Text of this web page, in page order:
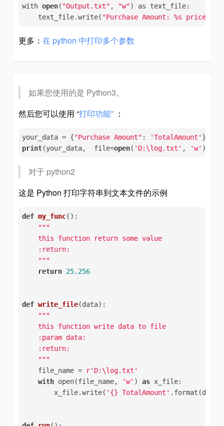
with open( "Output.txt" , "w") as text_file:
    text_file.write(
"Purchase Amount: %s price %f"
更多： 在 python 中打印多个参数
如果您使用的是 Python3。
然后您可以使用 “打印功能” ：
your_data = {"Purchase Amount" : 'TotalAmount'
print(your_data,  file=open( 'D:\log.txt' , 'w' ))
对于 python2
这是 Python 打印字符串到文本文件的示例
def my_func() :
"""
    this function return some value
    :return:
    """
return 25.256
def write_file(data) :
"""
    this function write data to file
    :param data:
    :return:
    """
    file_name =
r'D:\log.txt'
with open(file_name, 'w' ) as x_file:
        x_file.write(
'{} TotalAmount'